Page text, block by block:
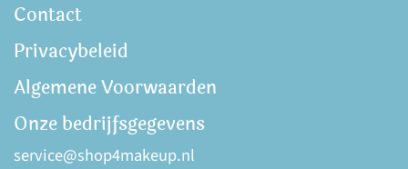
Contact
Privacybeleid
Algemene Voorwaarden
Onze bedrijfsgegevens
service@shop4makeup.nl